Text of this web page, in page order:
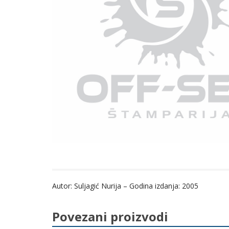
Autor: Suljagić Nurija – Godina izdanja: 2005
Povezani proizvodi